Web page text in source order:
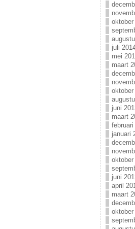
oktober
juli
mei
maart
oktober
juni
maart
februari
januari
oktober
juni
april
maart
oktober